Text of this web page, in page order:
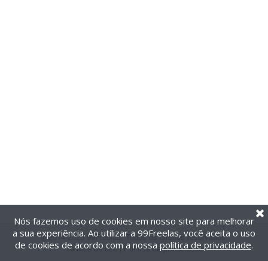
@2014-2026 99Freelas. Todos os direitos reservados.
Termos de uso| Política de privacidade
Nós fazemos uso de cookies em nosso site para melhorar
a sua experiência. Ao utilizar a 99Freelas, você aceita o uso
de cookies de acordo com a nossa política de privacidade.